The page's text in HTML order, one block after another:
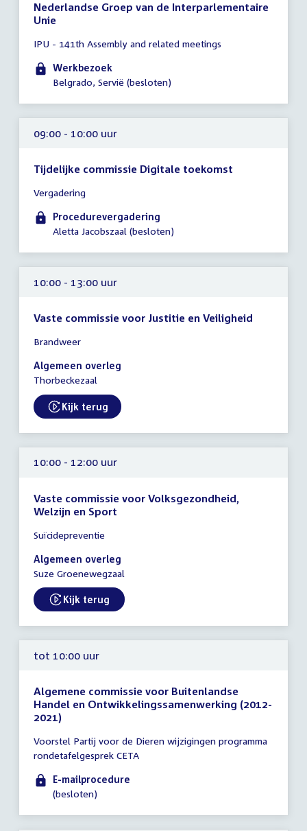
Nederlandse Groep van de Interparlementaire
Unie
vergadering
00:01
-
uur
IPU - 141th Assembly and related meetings
Werkbezoek
Belgrado, Servië (besloten)
09:00 - 10:00 uur
Tijdelijke commissie Digitale toekomst
vergadering
09:00
-
uur
Vergadering
Procedurevergadering
Aletta Jacobszaal (besloten)
10:00 - 13:00 uur
Vaste commissie voor Justitie en Veiligheid
vergadering
10:00
-
uur
Brandweer
Algemeen overleg
Thorbeckezaal
External link:
Kijk terug
10:00 - 12:00 uur
Vaste commissie voor Volksgezondheid,
Welzijn en Sport
vergadering
10:00
-
uur
Suïcidepreventie
Algemeen overleg
Suze Groenewegzaal
External link:
Kijk terug
tot 10:00 uur
Algemene commissie voor Buitenlandse
Handel en Ontwikkelingssamenwerking (2012-
2021)
vergadering
tot
10:00
uur
Voorstel Partij voor de Dieren wijzigingen programma
rondetafelgesprek CETA
E-mailprocedure
(besloten)